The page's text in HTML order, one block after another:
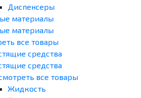
Диспенсеры
материалы
материалы
все товары
средства
средства
все товары
Жидкость